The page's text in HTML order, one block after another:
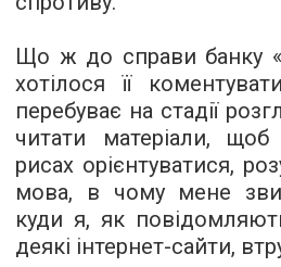
Що ж до справи банку
хотілося її
перебуває на стадії
читати матеріали,
рисах орієнтуватися,
мова, в чому мене
куди я, як
деякі інтернет-сайти,